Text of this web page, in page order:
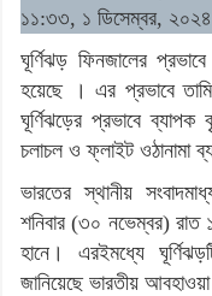
১১:৩৩, ১ ডিসেম্বর, ২০২৪
ঘূর্ণিঝড় ফিনজালের
হয়েছে । এর প্রভাবে
ঘূর্ণিঝড়ের প্রভাবে ব্যাপক
চলাচল ও ফ্লাইট ওঠানামা
ভারতের স্থানীয়
শনিবার (৩০ নভেম্বর) রাত
হানে। এরইমধ্যে
জানিয়েছে ভারতীয়